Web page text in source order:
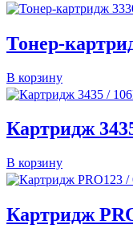
Тонер-
В корзину
Картридж
В корзину
Картридж